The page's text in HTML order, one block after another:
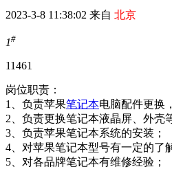
2023-3-8 11:38:02 来自 北京
1#
11461
岗位职责：
1、负责苹果笔记本电脑配件更换
2、负责更换笔记本液晶屏、外壳
3、负责苹果笔记本系统的安装；
4、对苹果笔记本型号有一定的了
5、对各品牌笔记本有维修经验；